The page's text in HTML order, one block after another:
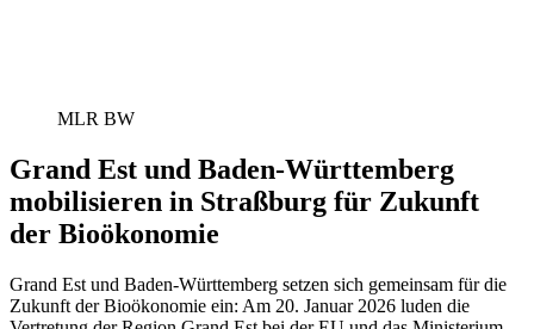
MLR BW
Grand Est und Baden-Württemberg
mobilisieren in Straßburg für Zukunft
der Bioökonomie
Grand Est und Baden-Württemberg setzen sich gemeinsam für die
Zukunft der Bioökonomie ein: Am 20. Januar 2026 luden die